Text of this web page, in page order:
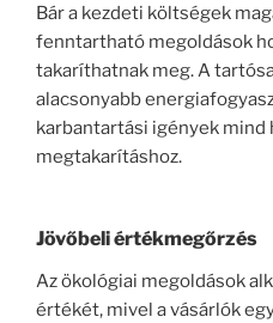
Bár a kezdeti költségek
fenntartható megoldások
takaríthatnak meg. A
alacsonyabb
karbantartási igények mind
megtakarításhoz.
Jövőbeli értékmegőrzés
Az ökológiai megoldások
értékét, mivel a vásárlók